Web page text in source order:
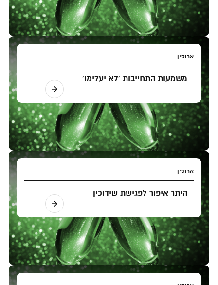
ארוסין
משמעות התחייבות 'לא יעלימו'
ארוסין
היתר איפור לפגישת שידוכין